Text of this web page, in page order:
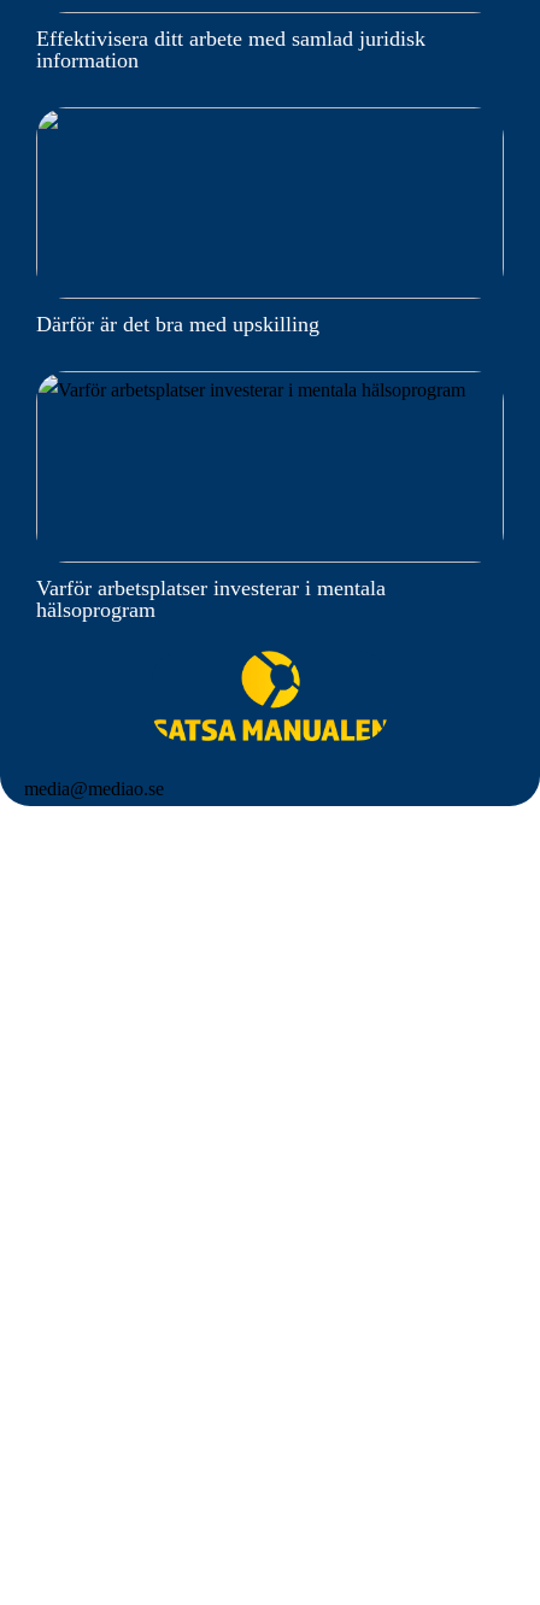
Effektivisera ditt arbete med samlad juridisk
information
Därför är det bra med upskilling
Varför arbetsplatser investerar i mentala
hälsoprogram
media@mediao.se